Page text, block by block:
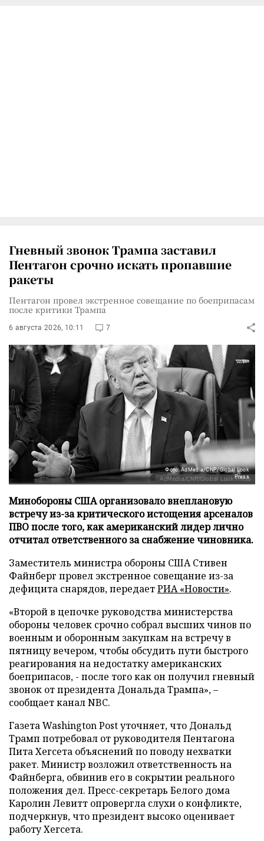
Гневный звонок Трампа заставил
Пентагон срочно искать пропавшие
ракеты
Пентагон провел экстренное совещание по боеприпасам
после критики Трампа
6 августа 2026, 10:11 7
Фото: AdMedia/CNP/Global Look
Press
Минобороны США организовало внеплановую
встречу из-за критического истощения арсеналов
ПВО после того, как американский лидер лично
отчитал ответственного за снабжение чиновника.
Заместитель министра обороны США Стивен
Файнберг провел экстренное совещание из-за
дефицита снарядов, передаетРИА «Новости».
«Второй в цепочке руководства министерства
обороны человек срочно собрал высших чинов по
военным и оборонным закупкам на встречу в
пятницу вечером, чтобы обсудить пути быстрого
реагирования на недостатку американских
боеприпасов, - после того как он получил гневный
звонок от президента Дональда Трампа», –
сообщает канал NBC.
Газета Washington Post уточняет, что Дональд
Трамп потребовал от руководителя Пентагона
Пита Хегсета объяснений по поводу нехватки
ракет. Министр возложил ответственность на
Файнберга, обвинив его в сокрытии реального
положения дел. Пресс-секретарь Белого дома
Каролин Левитт опровергла слухи о конфликте,
подчеркнув, что президент высоко оценивает
работу Хегсета.